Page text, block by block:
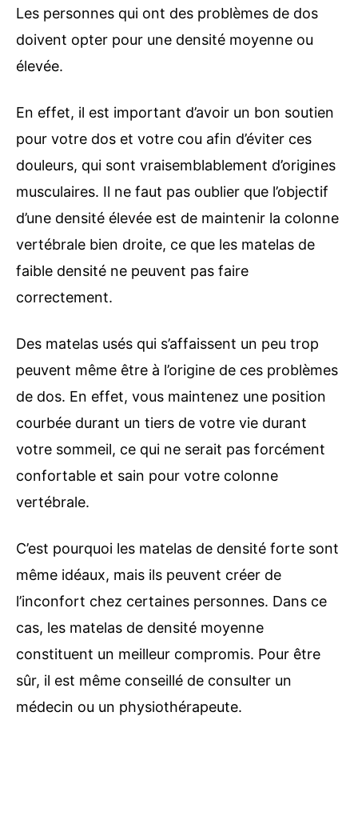
Les personnes qui ont des problèmes de dos
doivent opter pour une densité moyenne ou
élevée.
En effet, il est important d’avoir un bon soutien
pour votre dos et votre cou afin d’éviter ces
douleurs, qui sont vraisemblablement d’origines
musculaires. Il ne faut pas oublier que l’objectif
d’une densité élevée est de maintenir la colonne
vertébrale bien droite, ce que les matelas de
faible densité ne peuvent pas faire
correctement.
Des matelas usés qui s’affaissent un peu trop
peuvent même être à l’origine de ces problèmes
de dos. En effet, vous maintenez une position
courbée durant un tiers de votre vie durant
votre sommeil, ce qui ne serait pas forcément
confortable et sain pour votre colonne
vertébrale.
C’est pourquoi les matelas de densité forte sont
même idéaux, mais ils peuvent créer de
l’inconfort chez certaines personnes. Dans ce
cas, les matelas de densité moyenne
constituent un meilleur compromis. Pour être
sûr, il est même conseillé de consulter un
médecin ou un physiothérapeute.